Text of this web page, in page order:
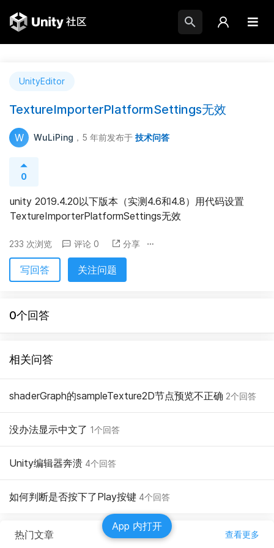
UnityEditor
TextureImporterPlatformSettings无效
W WuLiPing ，5 年前发布于 技术问答
0
unity 2019.4.20以下版本（实测4.6和4.8）用代码设置
TextureImporterPlatformSettings无效
233 次浏览 评论 0 分享
写回答 关注问题
0个回答
相关问答
shaderGraph的sampleTexture2D节点预览不正确 2个回答
没办法显示中文了 1个回答
Unity编辑器奔溃 4个回答
如何判断是否按下了Play按键 4个回答
热门文章 查看更多
App 内打开